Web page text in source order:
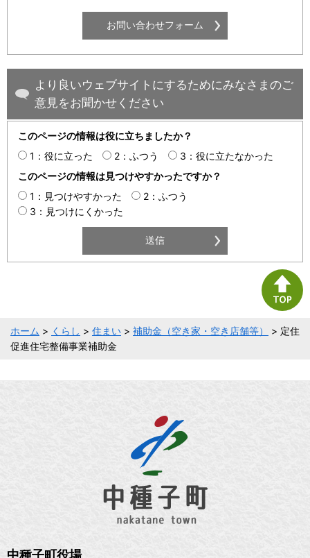
より良いウェブサイトにするためにみなさまのご
意見をお聞かせください
このページの情報は役に立ちましたか？
1：役に立った
2：ふつう
3：役に立たなかった
このページの情報は見つけやすかったですか？
1：見つけやすかった
2：ふつう
3：見つけにくかった
ホーム > くらし > 住まい > 補助金（空き家・空き店舗等）
> 定住
促進住宅整備事業補助金
中種子町役場